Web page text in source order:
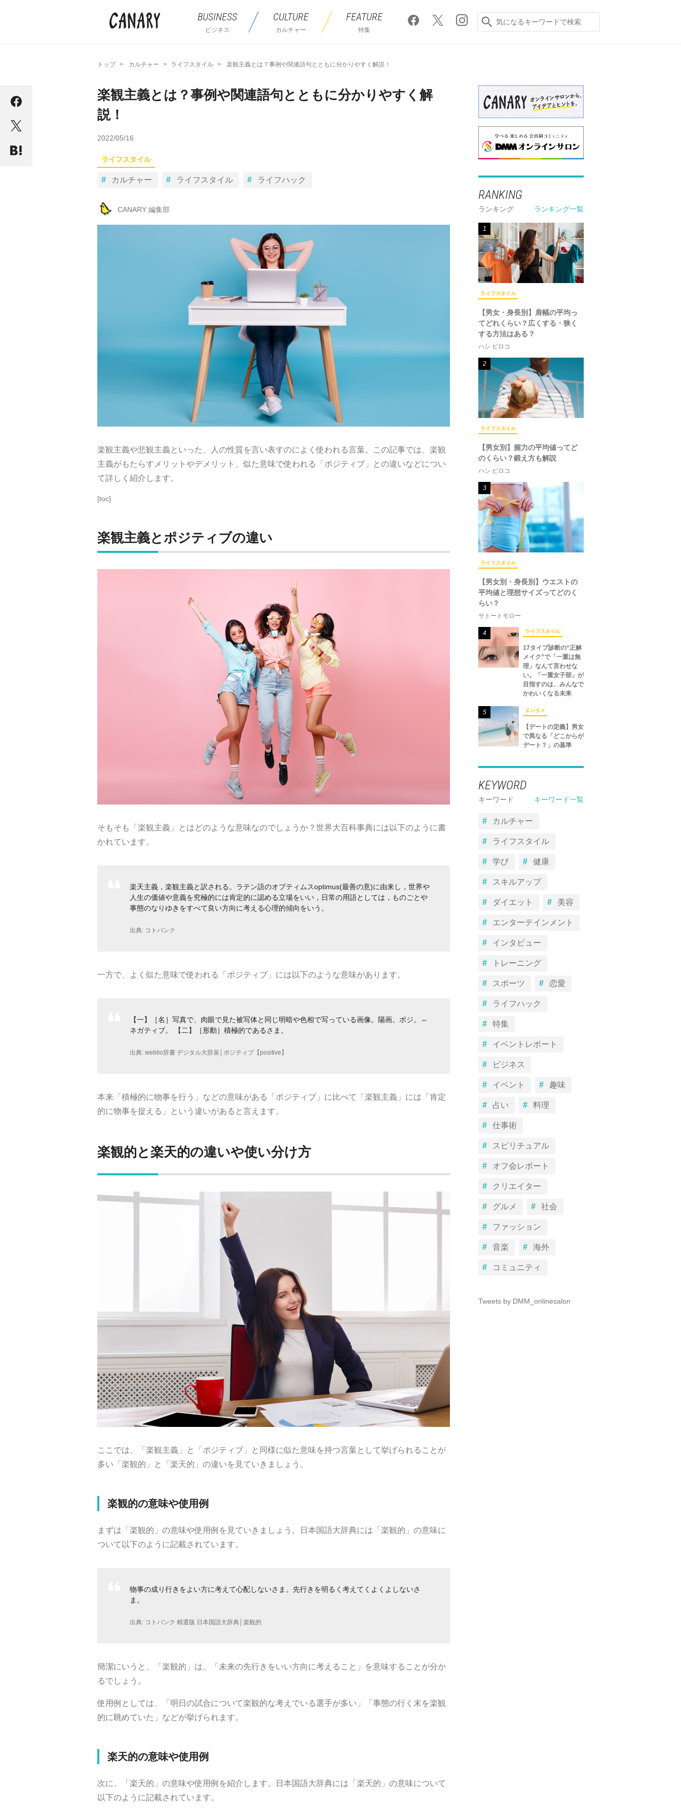
BUSINESS
ビジネス
CULTURE
カルチャー
FEATURE
特集
トップ カルチャー ライフスタイル 楽観主義とは？事例や関連語句とともに分かりやすく解説！
楽観主義とは？事例や関連語句とともに分かりやすく解
説！
2022/05/16
ライフスタイル
カルチャー ライフスタイル ライフハック
CANARY 編集部
楽観主義や悲観主義といった、人の性質を言い表すのによく使われる言葉。この記事では、楽観
主義がもたらすメリットやデメリット、似た意味で使われる「ポジティブ」との違いなどについ
て詳しく紹介します。
[toc]
楽観主義とポジティブの違い
そもそも「楽観主義」とはどのような意味なのでしょうか？世界大百科事典には以下のように書
かれています。
楽天主義，楽観主義と訳される。ラテン語のオプティムスoptimus(最善の意)に由来し，世界や
人生の価値や意義を究極的には肯定的に認める立場をいい，日常の用語としては，ものごとや
事態のなりゆきをすべて良い方向に考える心理的傾向をいう。
出典: コトバンク
一方で、よく似た意味で使われる「ポジティブ」には以下のような意味があります。
【一】［名］写真で、肉眼で見た被写体と同じ明暗や色相で写っている画像。陽画。ポジ。⇔
ネガティブ。 【二】［形動］積極的であるさま。
出典: weblio辞書 デジタル大辞泉│ポジティブ【positive】
本来「積極的に物事を行う」などの意味がある「ポジティブ」に比べて「楽観主義」には「肯定
的に物事を捉える」という違いがあると言えます。
楽観的と楽天的の違いや使い分け方
ここでは、「楽観主義」と「ポジティブ」と同様に似た意味を持つ言葉として挙げられることが
多い「楽観的」と「楽天的」の違いを見ていきましょう。
楽観的の意味や使用例
まずは「楽観的」の意味や使用例を見ていきましょう。日本国語大辞典には「楽観的」の意味に
ついて以下のように記載されています。
物事の成り行きをよい方に考えて心配しないさま。先行きを明るく考えてくよくよしないさ
ま。
出典: コトバンク 精選版 日本国語大辞典│楽観的
簡潔にいうと、「楽観的」は、「未来の先行きをいい方向に考えること」を意味することが分か
るでしょう。
使用例としては、「明日の試合について楽観的な考えでいる選手が多い」「事態の行く末を楽観
的に眺めていた」などが挙げられます。
楽天的の意味や使用例
次に、「楽天的」の意味や使用例を紹介します。日本国語大辞典には「楽天的」の意味について
以下のように記載されています。
RANKING
ランキング ランキング一覧
1
ライフスタイル
【男女・身長別】肩幅の平均っ
てどれくらい？広くする・狭く
する方法はある？
ハシ ビロコ
2
ライフスタイル
【男女別】握力の平均値ってど
のくらい？鍛え方も解説
ハシ ビロコ
3
ライフスタイル
【男女別・身長別】ウエストの
平均値と理想サイズってどのく
らい？
サトートモロー
4 ライフスタイル
17タイプ診断の“正解
メイク”で「一重は無
理」なんて言わせな
い。「一重女子部」が
目指すのは、みんなで
かわいくなる未来
5 エンタメ
【デートの定義】男女
で異なる「どこからが
デート？」の基準
KEYWORD
キーワード キーワード一覧
カルチャー
ライフスタイル
学び 健康
スキルアップ
ダイエット 美容
エンターテインメント
インタビュー
トレーニング
スポーツ 恋愛
ライフハック
特集
イベントレポート
ビジネス
イベント 趣味
占い 料理
仕事術
スピリチュアル
オフ会レポート
クリエイター
グルメ 社会
ファッション
音楽 海外
コミュニティ
Tweets by DMM_onlinesalon